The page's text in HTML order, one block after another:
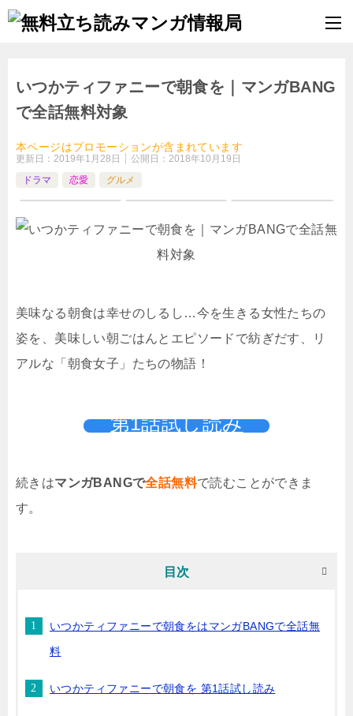
いつかティファニーで朝食を｜マンガBANG
で全話無料対象
本ページはプロモーションが含まれています
更新日： 2019年1月28日 公開日： 2018年10月19日
ドラマ
恋愛 グルメ
美味なる朝食は幸せのしるし…今を生きる女性たちの
姿を、美味しい朝ごはんとエピソードで紡ぎだす、リ
アルな「朝食女子」たちの物語！
第1話試し読み
続きはマンガBANGで全話無料で読むことができま
す。
目次
いつかティファニーで朝食をはマンガBANGで全話無
料
いつかティファニーで朝食を 第1話試し読み